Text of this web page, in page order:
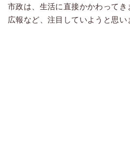
市政は、生活に直接かかわってき
広報など、注目していようと思い